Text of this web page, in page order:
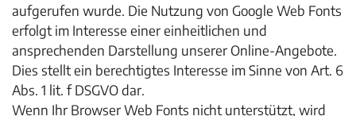
aufgerufen wurde. Die Nutzung von Google Web Fonts
erfolgt im Interesse einer einheitlichen und
ansprechenden Darstellung unserer Online-Angebote.
Dies stellt ein berechtigtes Interesse im Sinne von Art. 6
Abs. 1 lit. f DSGVO dar.
Wenn Ihr Browser Web Fonts nicht unterstützt, wird